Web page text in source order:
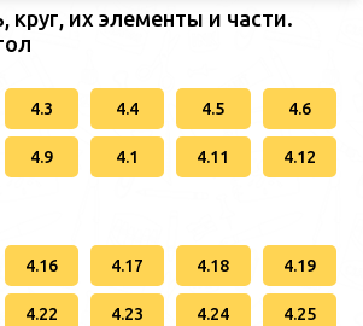
круг, их элементы и части.
4.3 4.4 4.5 4.6
4.9 4.1 4.11 4.12
4.16 4.17 4.18 4.19
4.22 4.23 4.24 4.25